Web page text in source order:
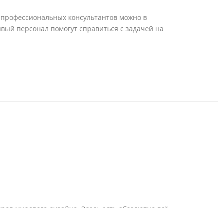
консультантов можно в
персонал помогут справиться с задачей на